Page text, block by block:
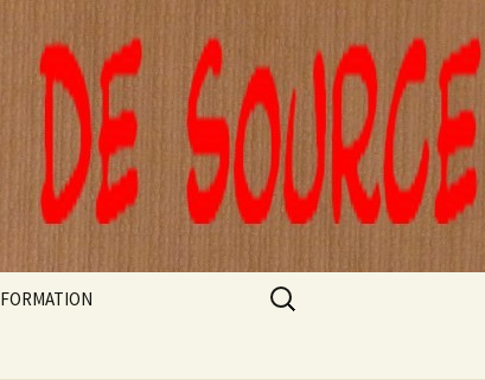
FORMATION
Rechercher :